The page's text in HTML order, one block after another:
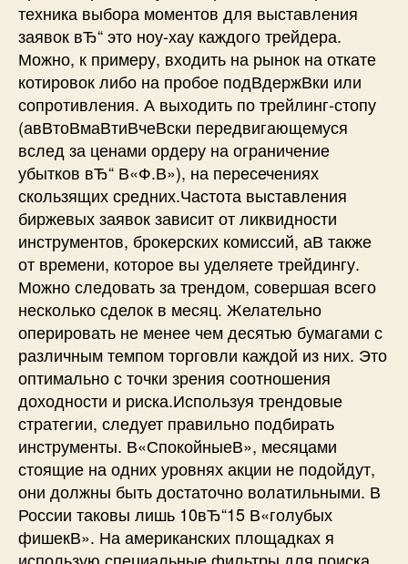
техника выбора моментов для выставления
заявок вЂ“ это ноу-хау каждого трейдера.
Можно, к примеру, входить на рынок на откате
котировок либо на пробое подВ­держВ­ки или
сопротивления. А выходить по трейлинг-стопу
(авВ­тоВ­маВ­тиВ­чеВ­ски передвигающемуся
вслед за ценами ордеру на ограничение
убытков вЂ“ В«Ф.В»), на пересечениях
скользящих средних.Частота выставления
биржевых заявок зависит от ликвидности
инструментов, брокерских комиссий, аВ также
от времени, которое вы уделяете трейдингу.
Можно следовать за трендом, совершая всего
несколько сделок в месяц. Желательно
оперировать не менее чем десятью бумагами с
различным темпом торговли каждой из них. Это
оптимально с точки зрения соотношения
доходности и риска.Используя трендовые
стратегии, следует правильно подбирать
инструменты. В«СпокойныеВ», месяцами
стоящие на одних уровнях акции не подойдут,
они должны быть достаточно волатильными. В
России таковы лишь 10вЂ“15 В«голубых
фишекВ». На американских площадках я
использую специальные фильтры для поиска